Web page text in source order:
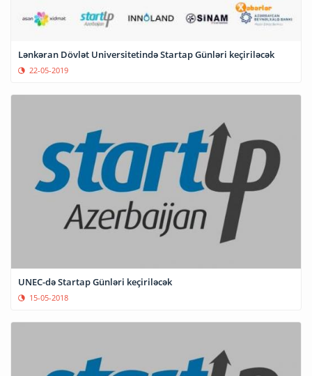
Lənkəran Dövlət Universitetində Startap Günləri keçiriləcək
22-05-2019
UNEC-də Startap Günləri keçiriləcək
15-05-2018